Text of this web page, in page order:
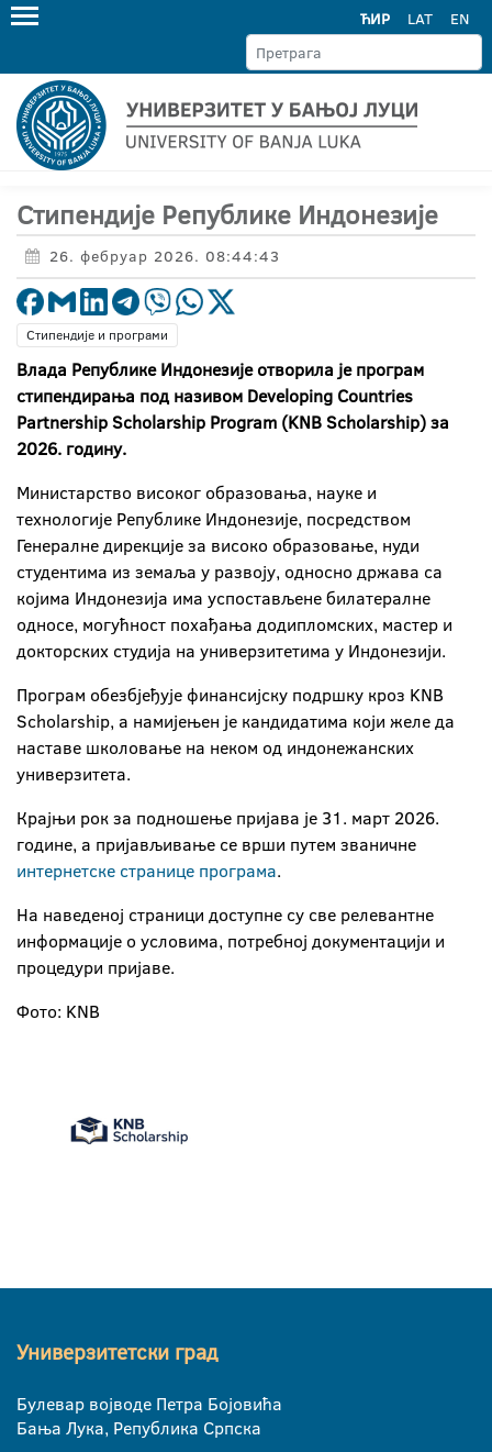
ЋИР LAT EN
Стипендије Републике Индонезије
26. фебруар 2026. 08:44:43
Стипендије и програми
Влада Републике Индонезије отворила је програм
стипендирања под називом Developing Countries
Partnership Scholarship Program (KNB Scholarship) за
2026. годину.
Министарство високог образовања, науке и
технологије Републике Индонезије, посредством
Генералне дирекције за високо образовање, нуди
студентима из земаља у развоју, односно држава са
којима Индонезија има успостављене билатералне
односе, могућност похађања додипломских, мастер и
докторских студија на универзитетима у Индонезији.
Програм обезбјеђује финансијску подршку кроз KNB
Scholarship, а намијењен је кандидатима који желе да
наставе школовање на неком од индонежанских
универзитета.
Крајњи рок за подношење пријава је 31. март 2026.
године, а пријављивање се врши путем званичне
интернетске странице програма.
На наведеној страници доступне су све релевантне
информације о условима, потребној документацији и
процедури пријаве.
Фото: KNB
Универзитетски град
Булевар војводе Петра Бојовића
Бања Лука, Република Српска